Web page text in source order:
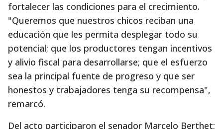
fortalecer las condiciones para el crecimiento.
"Queremos que nuestros chicos reciban una
educación que les permita desplegar todo su
potencial; que los productores tengan incentivos
y alivio fiscal para desarrollarse; que el esfuerzo
sea la principal fuente de progreso y que ser
honestos y trabajadores tenga su recompensa",
remarcó.
Del acto participaron el senador Marcelo Berthet;